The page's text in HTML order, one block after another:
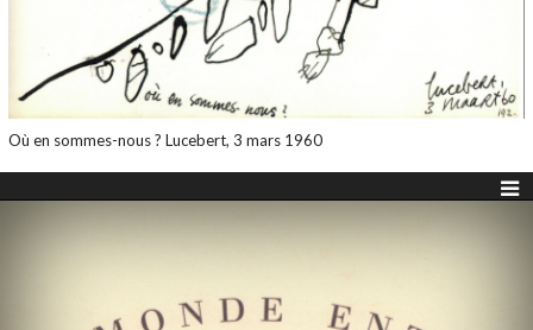
Où en sommes-nous ? Lucebert, 3 mars 1960